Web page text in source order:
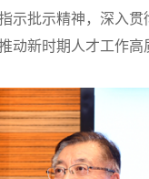
示批示精神，深入
动新时期人才工作高